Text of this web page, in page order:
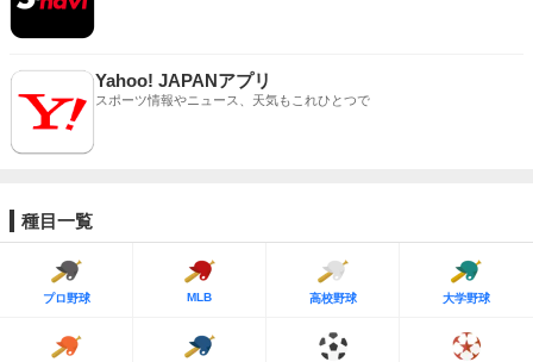
Yahoo! JAPANアプリ
スポーツ情報やニュース、天気もこれひとつで
種目一覧
プロ野球 MLB 高校野球 大学野球